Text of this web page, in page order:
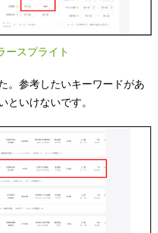
ースプライト
。参考したいキーワードがあ
といけないです。